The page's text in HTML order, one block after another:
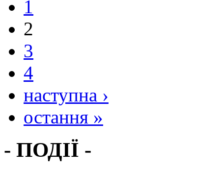
1
2
3
4
наступна ›
остання »
- ПОДІЇ -